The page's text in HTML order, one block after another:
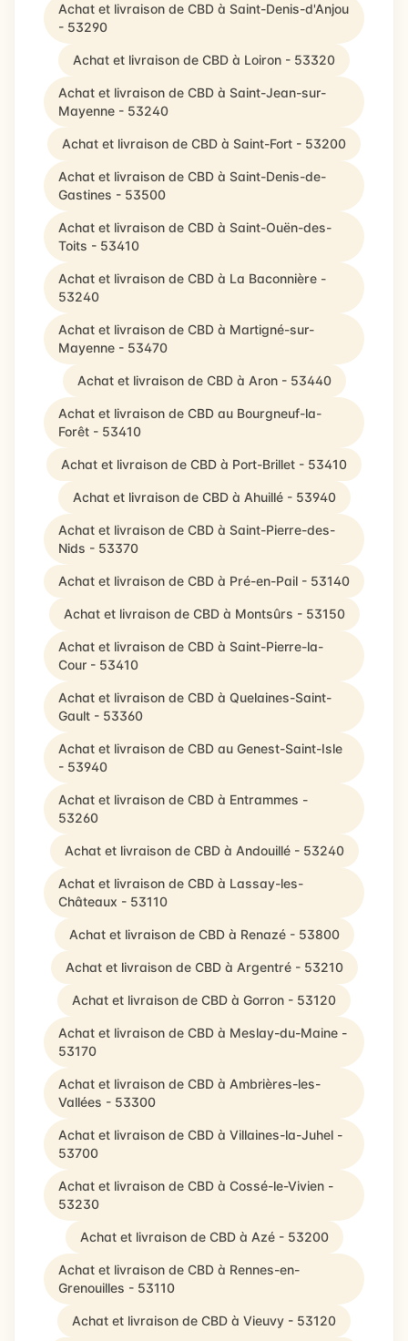
Achat et livraison de CBD à Saint-Denis-d'Anjou
- 53290
Achat et livraison de CBD à Loiron - 53320
Achat et livraison de CBD à Saint-Jean-sur-
Mayenne - 53240
Achat et livraison de CBD à Saint-Fort - 53200
Achat et livraison de CBD à Saint-Denis-de-
Gastines - 53500
Achat et livraison de CBD à Saint-Ouën-des-
Toits - 53410
Achat et livraison de CBD à La Baconnière -
53240
Achat et livraison de CBD à Martigné-sur-
Mayenne - 53470
Achat et livraison de CBD à Aron - 53440
Achat et livraison de CBD au Bourgneuf-la-
Forêt - 53410
Achat et livraison de CBD à Port-Brillet - 53410
Achat et livraison de CBD à Ahuillé - 53940
Achat et livraison de CBD à Saint-Pierre-des-
Nids - 53370
Achat et livraison de CBD à Pré-en-Pail - 53140
Achat et livraison de CBD à Montsûrs - 53150
Achat et livraison de CBD à Saint-Pierre-la-
Cour - 53410
Achat et livraison de CBD à Quelaines-Saint-
Gault - 53360
Achat et livraison de CBD au Genest-Saint-Isle
- 53940
Achat et livraison de CBD à Entrammes -
53260
Achat et livraison de CBD à Andouillé - 53240
Achat et livraison de CBD à Lassay-les-
Châteaux - 53110
Achat et livraison de CBD à Renazé - 53800
Achat et livraison de CBD à Argentré - 53210
Achat et livraison de CBD à Gorron - 53120
Achat et livraison de CBD à Meslay-du-Maine -
53170
Achat et livraison de CBD à Ambrières-les-
Vallées - 53300
Achat et livraison de CBD à Villaines-la-Juhel -
53700
Achat et livraison de CBD à Cossé-le-Vivien -
53230
Achat et livraison de CBD à Azé - 53200
Achat et livraison de CBD à Rennes-en-
Grenouilles - 53110
Achat et livraison de CBD à Vieuvy - 53120